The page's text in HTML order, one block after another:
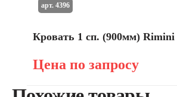
Кровать 1 сп. (900мм) Rimini
Цена по запросу
арт. 4396